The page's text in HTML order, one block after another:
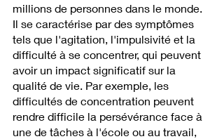
millions de personnes dans le monde.
Il se caractérise par des symptômes
tels que l'agitation, l'impulsivité et la
difficulté à se concentrer, qui peuvent
avoir un impact significatif sur la
qualité de vie. Par exemple, les
difficultés de concentration peuvent
rendre difficile la persévérance face à
une de tâches à l'école ou au travail,